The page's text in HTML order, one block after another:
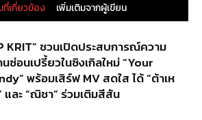
ที่เกี่ยวข้อง เพิ่มเติมจากผู้เขียน
KRIT” ชวนเปิดประสบการณ์ความ
นซ่อนเปรี้ยวในซิงเกิลใหม่ “Your
พร้อมเสิร์ฟ MV สดใส ได้ “ต้าเห
และ “ณิชา” ร่วมเติมสีสัน